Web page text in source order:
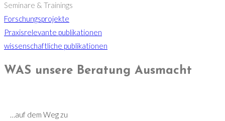
Seminare & Trainings
Forschungsprojekte
Praxisrelevante publikationen
wissenschaftliche publikationen
WAS unsere Beratung Ausmacht
…auf dem Weg zu